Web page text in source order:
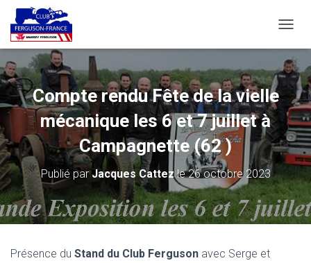
É
P
L
R
L
A
N
A
V
I
G
A
Compte rendu Fête de la vielle
mécanique les 6 et 7 juillet à
Campagnette (62 )
Publié parJacques Cattezle26 octobre 2023
Présence du Stand du Club Ferguson avec Serge et